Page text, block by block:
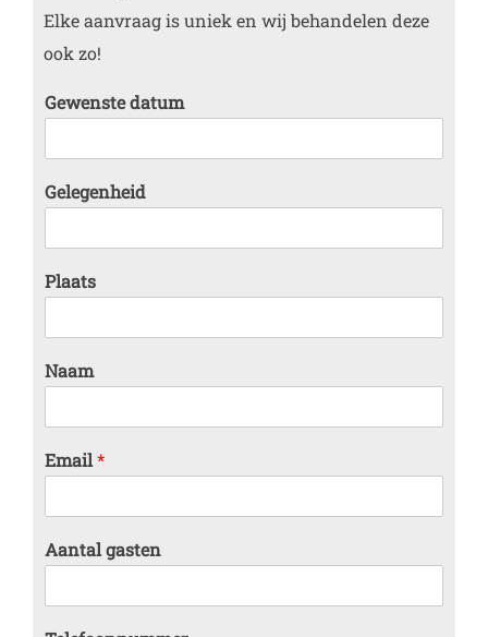
Elke aanvraag is uniek en wij behandelen deze
ook zo!
Gewenste datum
Gelegenheid
Plaats
Naam
Email*
Aantal gasten